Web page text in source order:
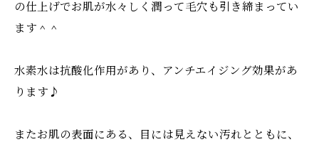
の仕上げでお肌が水々しく潤って毛穴も引き締まってい
ます＾＾
水素水は抗酸化作用があり、アンチエイジング効果があ
ります♪
またお肌の表面にある、目には見えない汚れとともに、